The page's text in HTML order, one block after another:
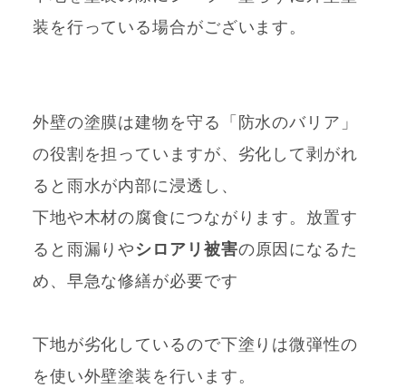
装を行っている場合がございます。
外壁の塗膜は建物を守る「防水のバリア」
の役割を担っていますが、劣化して剥がれ
ると雨水が内部に浸透し、
下地や木材の腐食につながります。放置す
ると雨漏りや シロアリ被害の原因になるた
め、早急な修繕が必要です
下地が劣化しているので下塗りは微弾性の
を使い外壁塗装を行います。